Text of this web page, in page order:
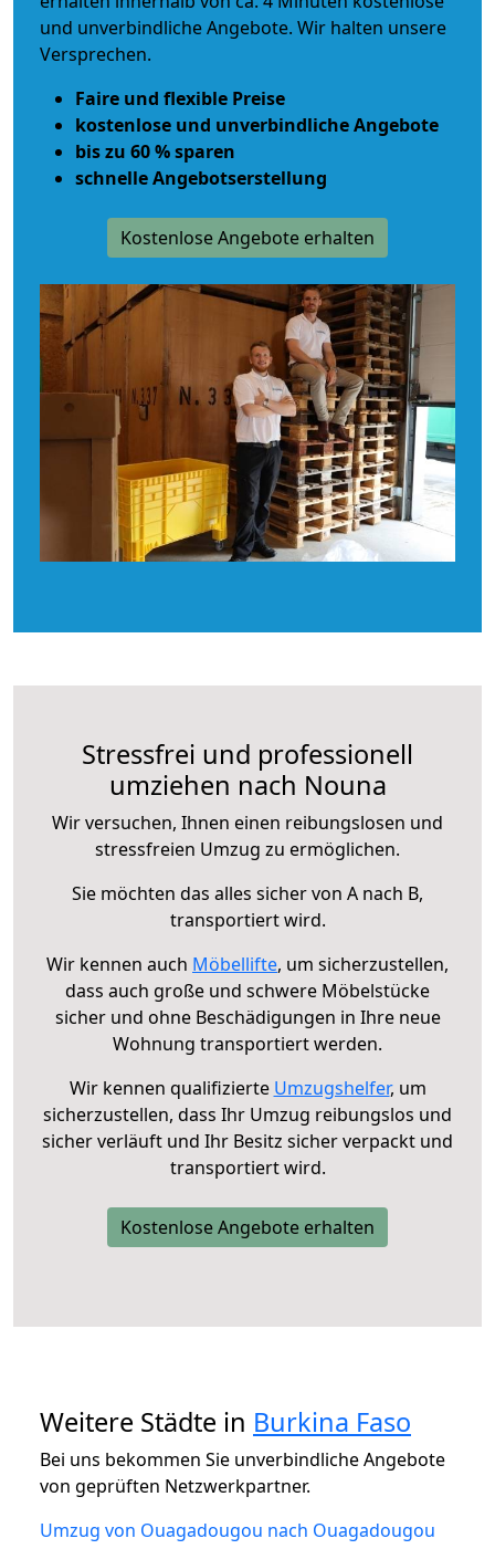
und unverbindliche Angebote. Wir halten unsere
Versprechen.
Faire und flexible Preise
kostenlose und unverbindliche Angebote
bis zu 60 % sparen
schnelle Angebotserstellung
Kostenlose Angebote erhalten
Stressfrei und professionell
umziehen nach Nouna
Wir versuchen, Ihnen einen reibungslosen und
stressfreien Umzug zu ermöglichen.
Sie möchten das alles sicher von A nach B,
transportiert wird.
Wir kennen auch Möbellifte, um sicherzustellen,
dass auch große und schwere Möbelstücke
sicher und ohne Beschädigungen in Ihre neue
Wohnung transportiert werden.
Wir kennen qualifizierte Umzugshelfer, um
sicherzustellen, dass Ihr Umzug reibungslos und
sicher verläuft und Ihr Besitz sicher verpackt und
transportiert wird.
Kostenlose Angebote erhalten
Weitere Städte in Burkina Faso
Bei uns bekommen Sie unverbindliche Angebote
von geprüften Netzwerkpartner.
Umzug von Ouagadougou nach Ouagadougou